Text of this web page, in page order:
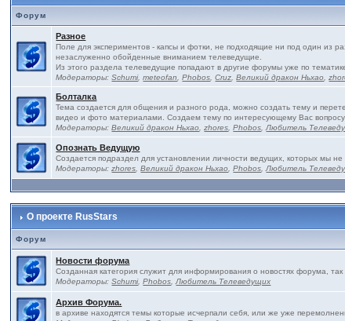
Форум
Разное
Поле для экспериментов - капсы и фотки, не подходящие ни под один из
незаслуженно обойденные вниманием телеведущие.
Из этого раздела телеведущие попадают в другие форумы уже по
Модераторы:Schumi,meteofan,Phobos,Cruz,Великий дракон Ньхао,
Болталка
Тема создается для общения и разного рода, можно создать тему и
видео и фото материалами. Создаем тему по интересующему Вас
Модераторы:Великий дракон Ньхао,zhores,Phobos,Любитель
Опознать Ведущую
Создается подраздел для установлении личности ведущих, которых мы не
Модераторы:zhores,Великий дракон Ньхао,Phobos,Любитель
О проекте RusStars
Форум
Новости форума
Созданная категория служит для информирования о новостях форума,
Модераторы:Schumi,Phobos,Любитель Телеведущих
Архив Форума.
в архиве находятся темы которые исчерпали себя, или же уже